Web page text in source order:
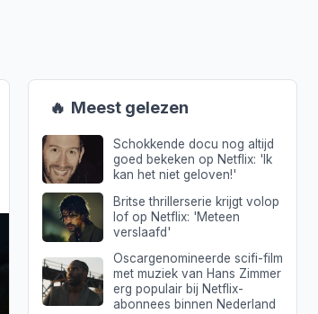
🔥 Meest gelezen
Schokkende docu nog altijd
goed bekeken op Netflix: 'Ik
kan het niet geloven!'
Britse thrillerserie krijgt volop
lof op Netflix: 'Meteen
verslaafd'
Oscargenomineerde scifi-film
met muziek van Hans Zimmer
erg populair bij Netflix-
abonnees binnen Nederland